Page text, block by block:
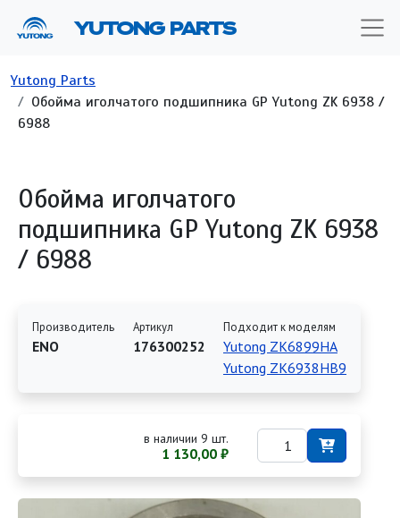
YUTONG PARTS
Строка навигации
Yutong Parts
Обойма иголчатого подшипника GP Yutong ZK 6938 /
6988
Обойма иголчатого
подшипника GP Yutong ZK 6938
/ 6988
Производитель
ENO
Артикул
176300252
Подходит к моделям
Yutong ZK6899HA
Yutong ZK6938HB9
в наличии 9 шт.
1 130,00 ₽